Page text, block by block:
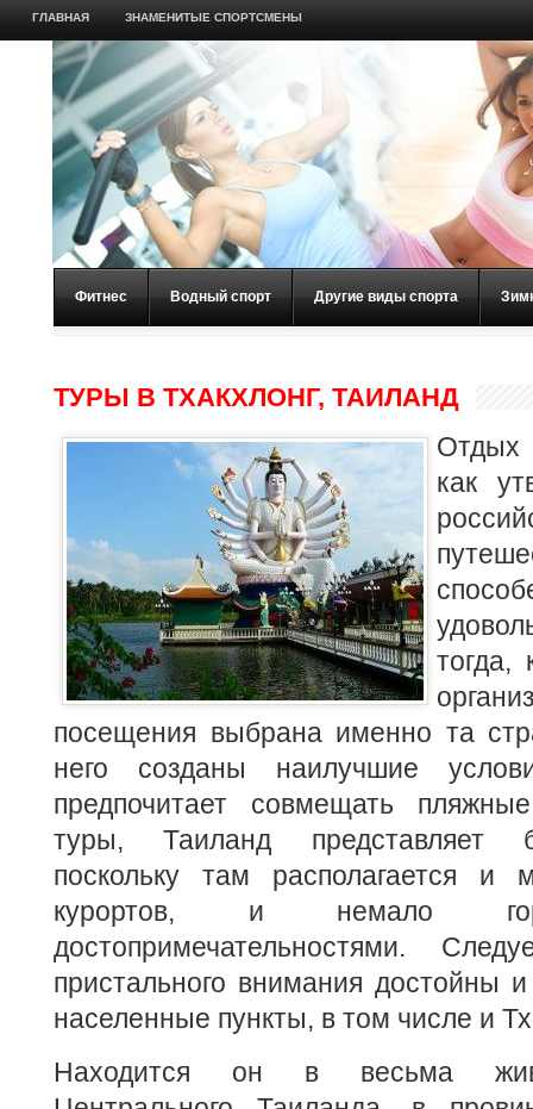
ГЛАВНАЯ ЗНАМЕНИТЫЕ СПОРТСМЕНЫ
Фитнес Водный спорт Другие виды спорта
ТУРЫ В ТХАКХЛОНГ, ТАИЛАНД
Отдых
как
тогда,
посещения выбрана именно та
него созданы наилучшие
предпочитает совмещать
туры, Таиланд представляет
поскольку там располагается и
курортов, и немало
достопримечательностями.
пристального внимания достойны
населенные пункты, в том числе и
Находится он в весьма